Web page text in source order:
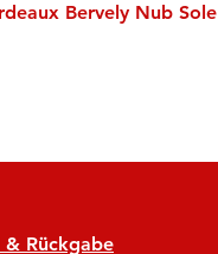
Bervely Nub Sole
& Rückgabe